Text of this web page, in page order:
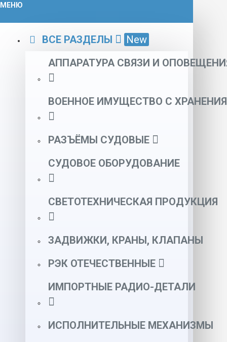
МЕНЮ
ВСЕ РАЗДЕЛЫ
New
АППАРАТУРА СВЯЗИ И
ВОЕННОЕ ИМУЩЕСТВО С ХРАНЕНИЯ
РАЗЪЁМЫ СУДОВЫЕ
СУДОВОЕ ОБОРУДОВАНИЕ
СВЕТОТЕХНИЧЕСКАЯ ПРОДУКЦИЯ
ЗАДВИЖКИ, КРАНЫ, КЛАПАНЫ
РЭК ОТЕЧЕСТВЕННЫЕ
ИМПОРТНЫЕ РАДИО-ДЕТАЛИ
ИСПОЛНИТЕЛЬНЫЕ МЕХАНИЗМЫ